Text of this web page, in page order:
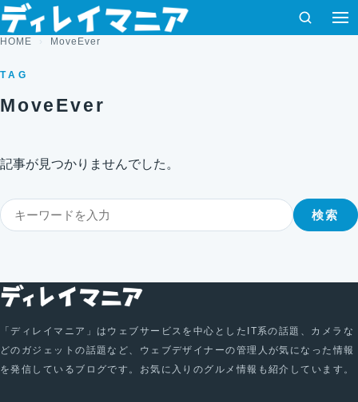
コンテンツへスキップ
検索
HOME MoveEver
TAG
MoveEver
記事が見つかりませんでした。
検索 検索
「ディレイマニア」はウェブサービスを中心としたIT系の話題、カメラな
どのガジェットの話題など、ウェブデザイナーの管理人が気になった情報
を発信しているブログです。お気に入りのグルメ情報も紹介しています。